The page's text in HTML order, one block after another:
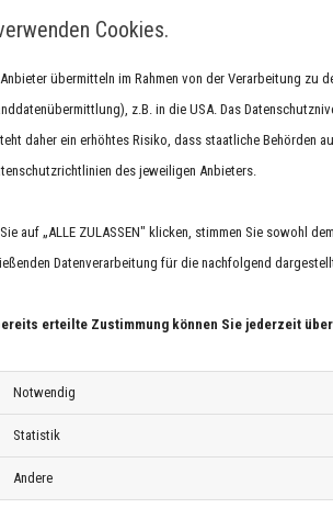
Kontaktieren Sie uns
Cookies.
übermitteln im Rahmen von der Verarbeitung zu
z.B. in die USA. Das
daher ein erhöhtes Risiko, dass staatliche Behörden
des jeweiligen Anbieters.
auf „ALLE ZULASSEN" klicken, stimmen Sie sowohl
Datenverarbeitung für die nachfolgend
erteilte Zustimmung können Sie jederzeit
Notwendig
Statistik
Andere